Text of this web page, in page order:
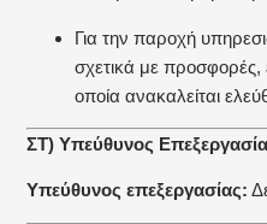
Για την παροχή
σχετικά με
οποία ανακαλείται
ΣΤ) Υπεύθυνος
Υπεύθυνος επεξεργασίας: